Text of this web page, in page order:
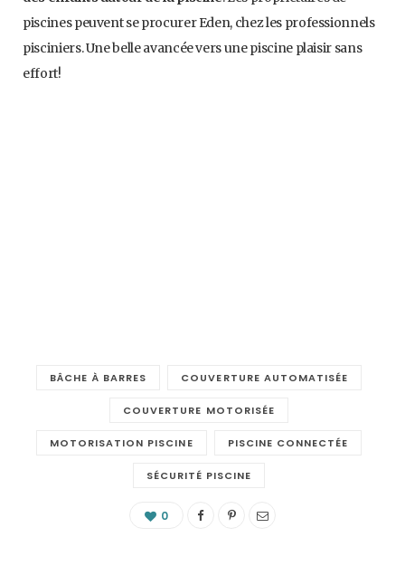
piscines peuvent se procurer Eden, chez les professionnels
pisciniers. Une belle avancée vers une piscine plaisir sans
effort!
BÂCHE À BARRES COUVERTURE AUTOMATISÉE
COUVERTURE MOTORISÉE
MOTORISATION PISCINE PISCINE CONNECTÉE
SÉCURITÉ PISCINE
0